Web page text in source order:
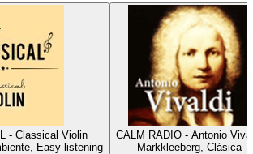
- Classical Violin
Easy listening
CALM RADIO - Antonio
Markkleeberg, Clásica